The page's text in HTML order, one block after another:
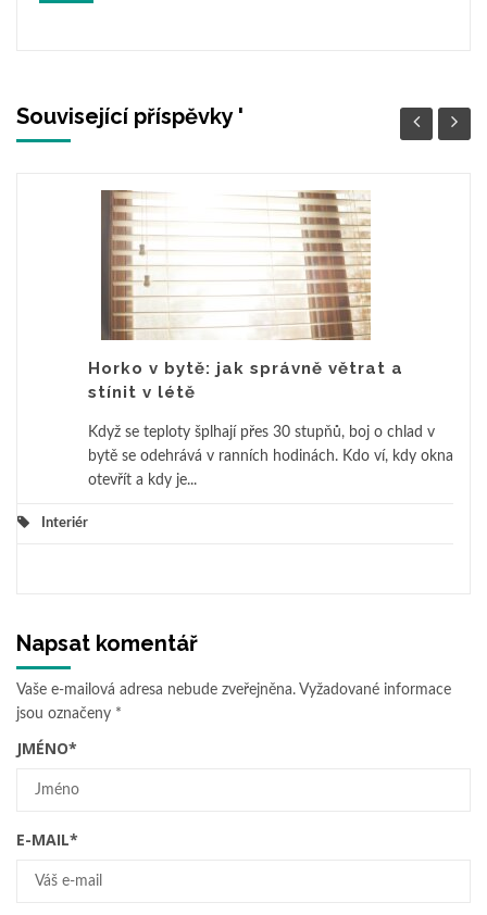
Související příspěvky '
Horko v bytě: jak správně větrat a
stínit v létě
Když se teploty šplhají přes 30 stupňů, boj o chlad v
bytě se odehrává v ranních hodinách. Kdo ví, kdy okna
otevřít a kdy je...
Interiér
Napsat komentář
Vaše e-mailová adresa nebude zveřejněna. Vyžadované informace
jsou označeny *
JMÉNO*
E-MAIL*